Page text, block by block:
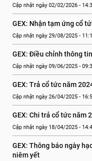
Cập nhật ngày 02/02/2026 -
GEX: Nhận tạm ứng cổ
Cập nhật ngày 29/08/2025 -
GEX: Điều chỉnh thông
Cập nhật ngày 09/06/2025 -
GEX: Trả cổ tức năm
Cập nhật ngày 26/04/2025 -
GEX: Chi trả cổ tức năm
Cập nhật ngày 18/04/2025 -
GEX: Thông báo ngày
niêm yết